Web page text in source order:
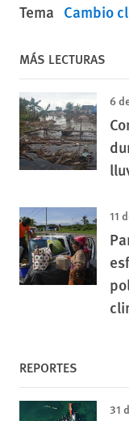
Tema Cambio
MÁS LECTURAS
6
11
REPORTES
31